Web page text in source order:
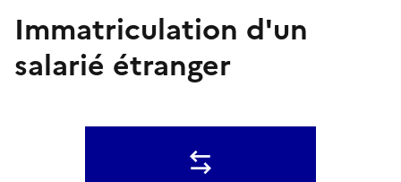
Immatriculation d'un
salarié étranger